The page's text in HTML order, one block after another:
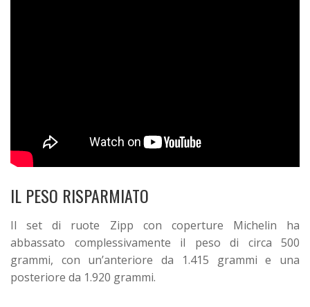
IL PESO RISPARMIATO
Il set di ruote Zipp con coperture Michelin ha
abbassato complessivamente il peso di circa 500
grammi, con un’anteriore da 1.415 grammi e una
posteriore da 1.920 grammi.